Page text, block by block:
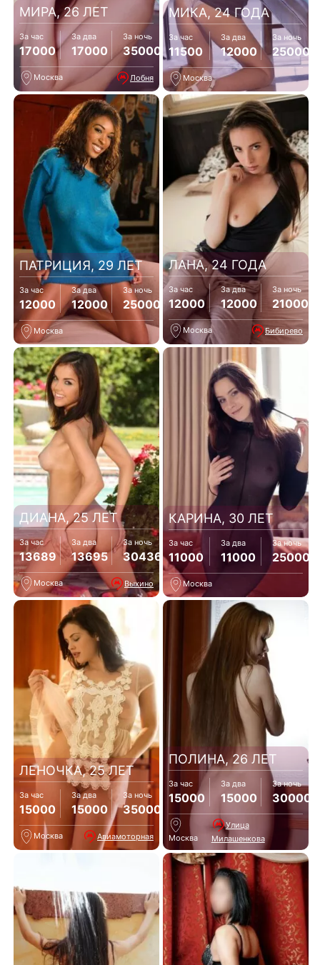
МИРА, 26 ЛЕТ
За час
17000
За два
17000
За ночь
35000
Москва Лобня
МИКА, 24 ГОДА
За час
11500
За два
12000
За ночь
25000
Москва
ПАТРИЦИЯ, 29 ЛЕТ
За час
12000
За два
12000
За ночь
25000
Москва
ЛАНА, 24 ГОДА
За час
12000
За два
12000
За ночь
21000
Москва Бибирево
ДИАНА, 25 ЛЕТ
За час
13689
За два
13695
За ночь
30436
Москва Выхино
КАРИНА, 30 ЛЕТ
За час
11000
За два
11000
За ночь
25000
Москва
ЛЕНОЧКА, 25 ЛЕТ
За час
15000
За два
15000
За ночь
35000
Москва Авиамоторная
ПОЛИНА, 26 ЛЕТ
За час
15000
За два
15000
За ночь
30000
Москва
Улица
Милашенкова